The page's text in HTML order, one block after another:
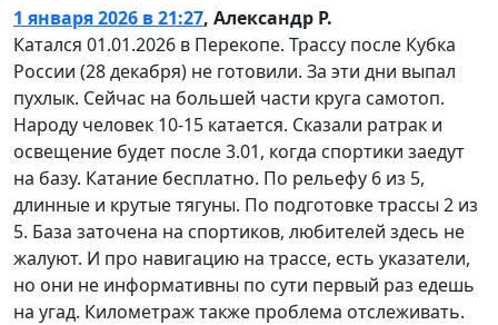
1 января 2026 в 21:27, Александр Р.
Катался 01.01.2026 в Перекопе. Трассу после Кубка
России (28 декабря) не готовили. За эти дни выпал
пухлык. Сейчас на большей части круга самотоп.
Народу человек 10-15 катается. Сказали ратрак и
освещение будет после 3.01, когда спортики заедут
на базу. Катание бесплатно. По рельефу 6 из 5,
длинные и крутые тягуны. По подготовке трассы 2 из
5. База заточена на спортиков, любителей здесь не
жалуют. И про навигацию на трассе, есть указатели,
но они не информативны по сути первый раз едешь
на угад. Километраж также проблема отслеживать.